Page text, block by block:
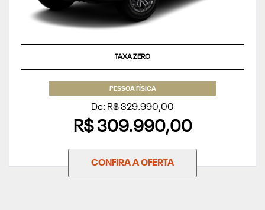
TAXA ZERO
PESSOA FÍSICA
De: R$ 329.990,00
R$ 309.990,00
CONFIRA A OFERTA